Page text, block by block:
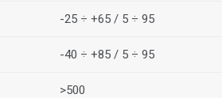
-25 ÷ +65 / 5 ÷ 95
-40 ÷ +85 / 5 ÷ 95
>500